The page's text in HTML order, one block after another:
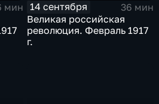
мин
14 сентября
36 мин
Великая российская
революция. Февраль 1917
г.